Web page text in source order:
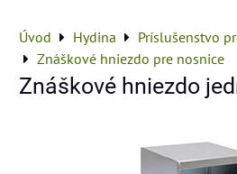
Úvod Hydina
Príslušenstvo
Znáškové hniezdo pre nosnice
Znáškové hniezdo